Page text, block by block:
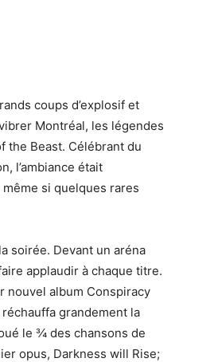
coups d’explosif et
Montréal, les légendes
the Beast. Célébrant du
l’ambiance était
si quelques rares
soirée. Devant un aréna
applaudir à chaque titre.
nouvel album Conspiracy
grandement la
le ¾ des chansons de
opus, Darkness will Rise;